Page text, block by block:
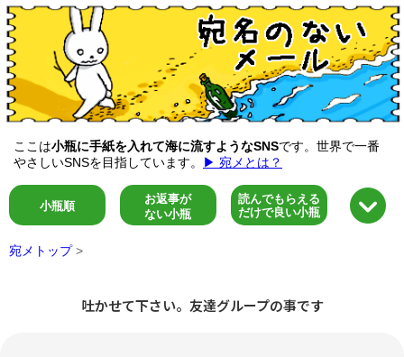
ここは小瓶に手紙を入れて海に流すようなSNSです。世界で一番
やさしいSNSを目指しています。
▶ 宛メとは？
小瓶順
お返事が
ない小瓶
読んでもらえる
だけで良い小瓶
宛メトップ >
吐かせて下さい。友達グループの事です